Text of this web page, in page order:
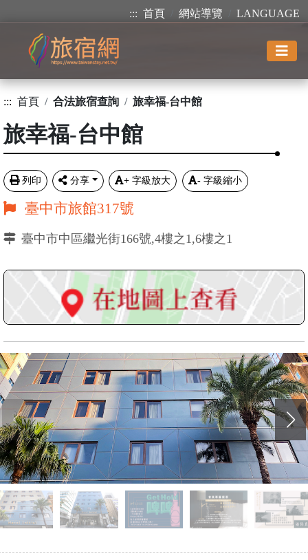
::: 首頁 網站導覽 LANGUAGE
::: 首頁 合法旅宿查詢 旅幸福-台中館
旅幸福-台中館
列印 分享 + 字級放大 - 字級縮小
臺中市旅館317號
臺中市中區繼光街166號,4樓之1,6樓之1